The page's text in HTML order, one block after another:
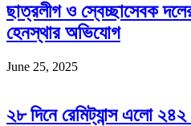
ছাত্রলীগ ও স্বেচ্ছাসেবক
হেনস্থার অভিযোগ
June 25, 2025
২৮ দিনে রেমিট্যান্স এলো